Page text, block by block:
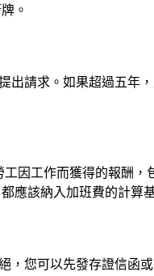
。
請求。如果超過五年
因工作而獲得的報酬
應該納入加班費的計算
您可以先發存證信函